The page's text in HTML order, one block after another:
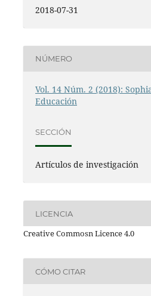
2018-07-31
NÚMERO
Vol. 14 Núm. 2 (2018):
Educación
SECCIÓN
Artículos de investigación
LICENCIA
Creative Commosn Licence 4.0
CÓMO CITAR